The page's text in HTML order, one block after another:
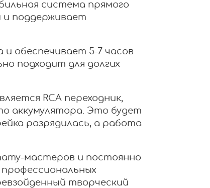
система прямого
и поддерживает
обеспечивает 5-7 часов
подходит для долгих
RCA переходник,
аккумулятора. Это будет
разрядилась, а работа
мастеров и постоянно
творческий